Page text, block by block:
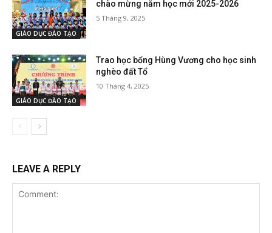
GIÁO DỤC ĐÀO TẠO
chào mừng năm học mới 2025-2026
5 Tháng 9, 2025
GIÁO DỤC ĐÀO TẠO
Trao học bổng Hùng Vương cho học sinh
nghèo đất Tổ
10 Tháng 4, 2025
LEAVE A REPLY